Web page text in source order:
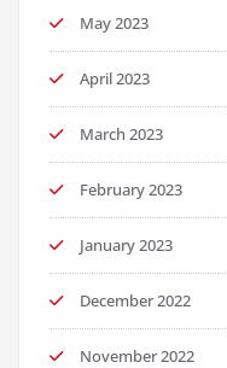
May 2023
April 2023
March 2023
February 2023
January 2023
December 2022
November 2022